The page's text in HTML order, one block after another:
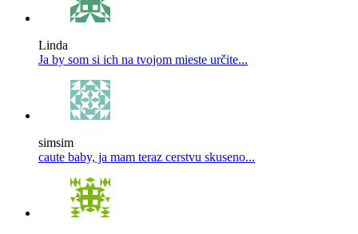
Linda
Ja by som si ich na tvojom mieste určite...
simsim
caute baby, ja mam teraz cerstvu skuseno...